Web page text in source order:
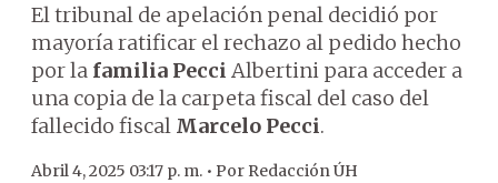
El tribunal de apelación penal decidió por
mayoría ratificar el rechazo al pedido hecho
por la familia Pecci Albertini para acceder a
una copia de la carpeta fiscal del caso del
fallecido fiscal Marcelo Pecci.
Abril 4, 2025 03:17 p. m. • Por Redacción ÚH